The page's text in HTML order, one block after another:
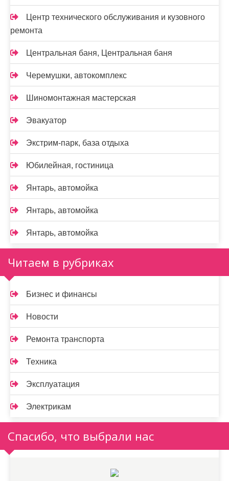
Центр технического обслуживания и кузовного
ремонта
Центральная баня, Центральная баня
Черемушки, автокомплекс
Шиномонтажная мастерская
Эвакуатор
Экстрим-парк, база отдыха
Юбилейная, гостиница
Янтарь, автомойка
Янтарь, автомойка
Янтарь, автомойка
Читаем в рубриках
Бизнес и финансы
Новости
Ремонта транспорта
Техника
Эксплуатация
Электрикам
Спасибо, что выбрали нас